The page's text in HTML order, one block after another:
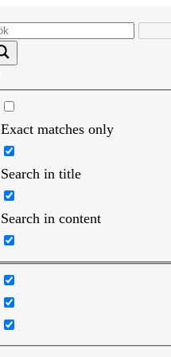
Exact matches only
Search in title
Search in content